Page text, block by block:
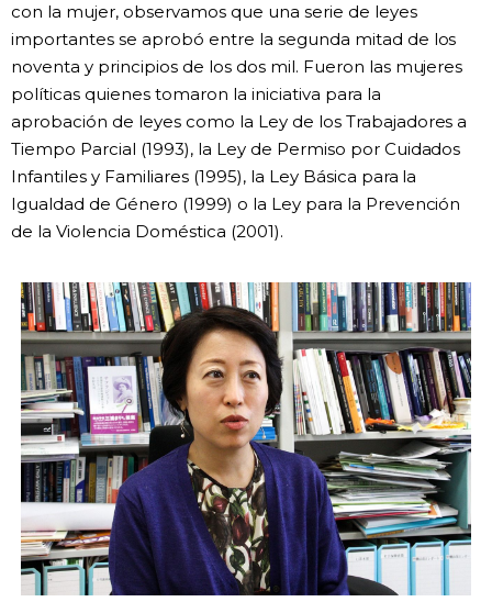
con la mujer, observamos que una serie de leyes
importantes se aprobó entre la segunda mitad de los
noventa y principios de los dos mil. Fueron las mujeres
políticas quienes tomaron la iniciativa para la
aprobación de leyes como la Ley de los Trabajadores a
Tiempo Parcial (1993), la Ley de Permiso por Cuidados
Infantiles y Familiares (1995), la Ley Básica para la
Igualdad de Género (1999) o la Ley para la Prevención
de la Violencia Doméstica (2001).